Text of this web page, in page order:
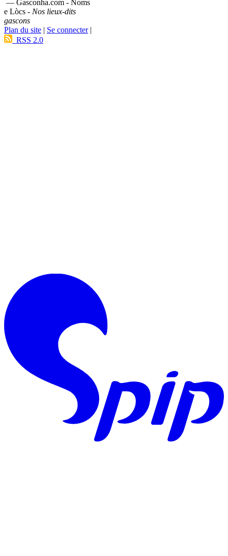
— Gasconha.com - Noms
e Lòcs - Nos lieux-dits
gascons
Plan du site | Se connecter|
RSS 2.0